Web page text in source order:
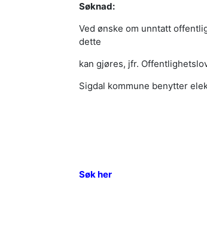
Søknad:
Ved ønske om unntatt
dette
kan gjøres, jfr.
Sigdal kommune benytter
Søk her